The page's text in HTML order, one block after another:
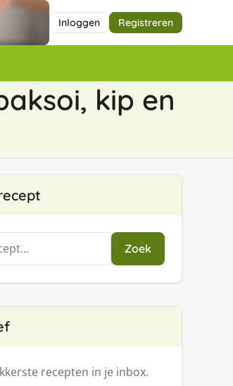
Inloggen Registreren
kip en
Zoek
recepten in je inbox.